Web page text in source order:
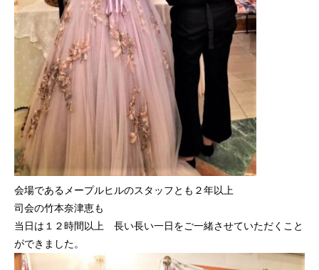
会場であるメープルヒルのスタッフとも２年以上
司会の竹本奈津恵も
当日は１２時間以上 長い長い一日をご一緒させていただくこと
ができました。